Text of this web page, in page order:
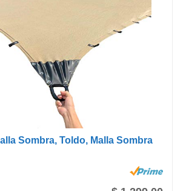
Sombra, Toldo, Malla Sombra